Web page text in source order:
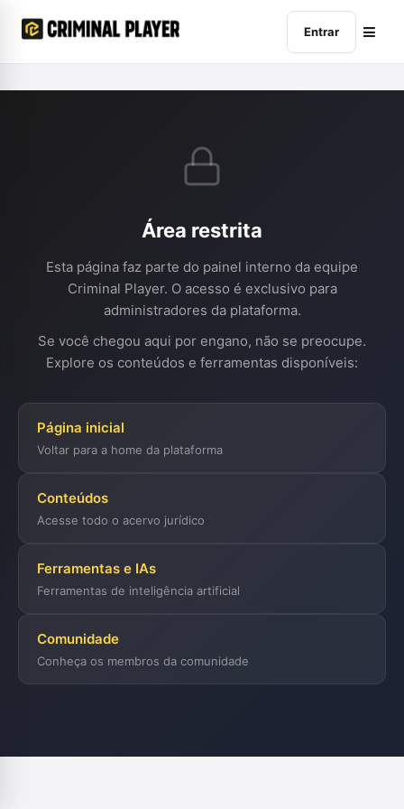
Entrar
Área restrita
Esta página faz parte do painel interno da equipe
Criminal Player. O acesso é exclusivo para
administradores da plataforma.
Se você chegou aqui por engano, não se preocupe.
Explore os conteúdos e ferramentas disponíveis:
Página inicial
Voltar para a home da plataforma
Conteúdos
Acesse todo o acervo jurídico
Ferramentas e IAs
Ferramentas de inteligência artificial
Comunidade
Conheça os membros da comunidade